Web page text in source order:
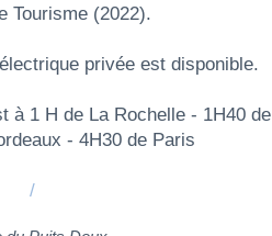
Tourisme (2022).
privée est disponible.
à 1 H de La Rochelle - 1H40 de
- 4H30 de Paris
/